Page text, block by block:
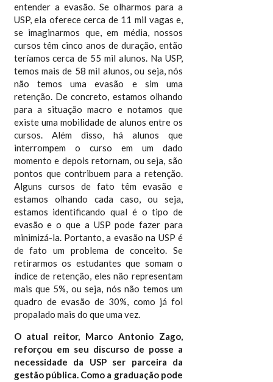
entender a evasão. Se olharmos para a
USP, ela oferece cerca de 11 mil vagas e,
se imaginarmos que, em média, nossos
cursos têm cinco anos de duração, então
teríamos cerca de 55 mil alunos. Na USP,
temos mais de 58 mil alunos, ou seja, nós
não temos uma evasão e sim uma
retenção. De concreto, estamos olhando
para a situação macro e notamos que
existe uma mobilidade de alunos entre os
cursos. Além disso, há alunos que
interrompem o curso em um dado
momento e depois retornam, ou seja, são
pontos que contribuem para a retenção.
Alguns cursos de fato têm evasão e
estamos olhando cada caso, ou seja,
estamos identificando qual é o tipo de
evasão e o que a USP pode fazer para
minimizá-la. Portanto, a evasão na USP é
de fato um problema de conceito. Se
retirarmos os estudantes que somam o
índice de retenção, eles não representam
mais que 5%, ou seja, nós não temos um
quadro de evasão de 30%, como já foi
propalado mais do que uma vez.
O atual reitor, Marco Antonio Zago,
reforçou em seu discurso de posse a
necessidade da USP ser parceira da
gestão pública. Como a graduação pode